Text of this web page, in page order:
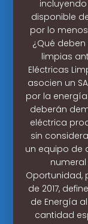
disponible
por lo
¿Qué
limpias
Eléctricas
asocien un
por la
deberán
eléctrica
sin
un equipo de
numeral
Oportunidad,
de 2017,
de Energía
cantidad